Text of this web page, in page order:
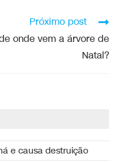
Próximo post
onde vem a árvore de
Natal?
e causa destruição